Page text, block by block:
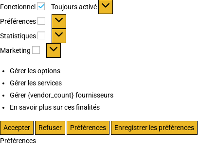
Fonctionnel Fonctionnel
Toujours activé
Préférences
Préférences
Statistiques Statistiques
Marketing Marketing
Gérer les options
Gérer les services
Gérer {vendor_count} fournisseurs
En savoir plus sur ces finalités
Accepter Refuser Préférences
Enregistrer les préférences
Préférences